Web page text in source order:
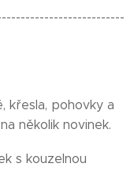
křesla, pohovky a
několik novinek.
s kouzelnou